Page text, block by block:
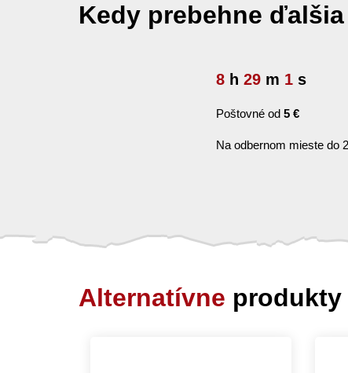
Kedy prebehne ďalšia
8 h 29 m 0 s
Poštovné od 5 €
Na odbernom mieste do
Alternatívne produkty